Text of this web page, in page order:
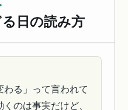
日の読み方
わる」って言われて
のは事実だけど、